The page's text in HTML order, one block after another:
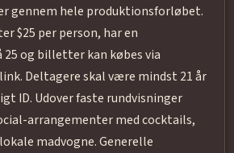
gennem hele produktionsforløbet.
$25 per person, har en
og billetter kan købes via
Deltagere skal være mindst 21 år
ID. Udover faste rundvisninger
arrangementer med cocktails,
madvogne. Generelle